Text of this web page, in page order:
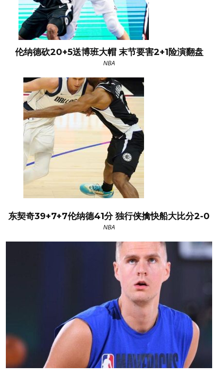
伦纳德砍20+5送博班大帽 末节要害2+1险演翻盘
NBA
东契奇39+7+7伦纳德41分 独行侠擒快船大比分2-0
NBA